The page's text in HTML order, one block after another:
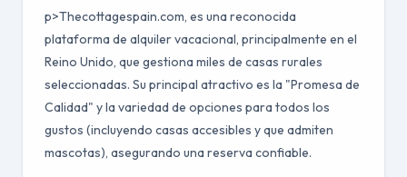
p>Thecottagespain.com, es una reconocida
plataforma de alquiler vacacional, principalmente en el
Reino Unido, que gestiona miles de casas rurales
seleccionadas. Su principal atractivo es la "Promesa de
Calidad" y la variedad de opciones para todos los
gustos (incluyendo casas accesibles y que admiten
mascotas), asegurando una reserva confiable.